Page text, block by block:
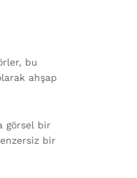
bu
ahşap
görsel bir
bir